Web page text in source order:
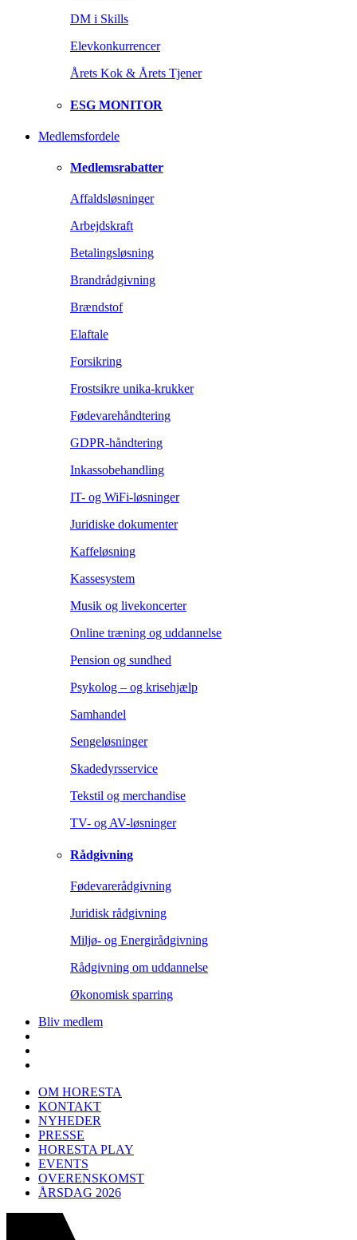
DM i Skills
Elevkonkurrencer
Årets Kok & Årets Tjener
ESG MONITOR
Medlemsfordele
Medlemsrabatter
Affaldsløsninger
Arbejdskraft
Betalingsløsning
Brandrådgivning
Brændstof
Elaftale
Forsikring
Frostsikre unika-krukker
Fødevarehåndtering
GDPR-håndtering
Inkassobehandling
IT- og WiFi-løsninger
Juridiske dokumenter
Kaffeløsning
Kassesystem
Musik og livekoncerter
Online træning og uddannelse
Pension og sundhed
Psykolog – og krisehjælp
Samhandel
Sengeløsninger
Skadedyrsservice
Tekstil og merchandise
TV- og AV-løsninger
Rådgivning
Fødevarerådgivning
Juridisk rådgivning
Miljø- og Energirådgivning
Rådgivning om uddannelse
Økonomisk sparring
Bliv medlem
OM HORESTA
KONTAKT
NYHEDER
PRESSE
HORESTA PLAY
EVENTS
OVERENSKOMST
ÅRSDAG 2026